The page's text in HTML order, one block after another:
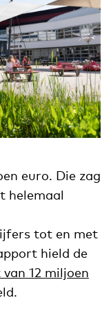
euro. Die zag
helemaal
tot en met
hield de
12 miljoen